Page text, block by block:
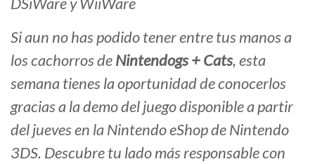
Si aun no has podido tener entre tus manos a
los cachorros deNintendogs + Cats, esta
semana tienes la oportunidad de conocerlos
gracias a la demo del juego disponible a partir
del jueves en la Nintendo eShop de Nintendo
3DS. Descubre tu lado más responsable con